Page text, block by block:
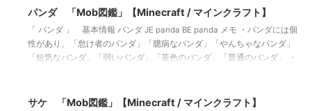
パンダ 「Mob図鑑」【Minecraft / マインクラフト】
「 パンダ 」 基本情報 パンダ JE panda BE panda メモ ・パンダには個
性があり、「怠け者のパンダ」「臆病なパンダ」「やんちゃなパンダ」
「短気なパンダ」「弱いパンダ」「茶色のパンダ」「普通のパンダ」 ・
サケ 「Mob図鑑」【Minecraft / マインクラフト】